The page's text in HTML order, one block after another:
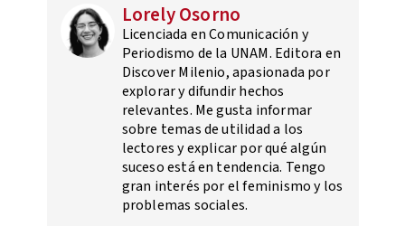
Lorely Osorno
Licenciada en Comunicación y
Periodismo de la UNAM. Editora en
Discover Milenio, apasionada por
explorar y difundir hechos
relevantes. Me gusta informar
sobre temas de utilidad a los
lectores y explicar por qué algún
suceso está en tendencia. Tengo
gran interés por el feminismo y los
problemas sociales.